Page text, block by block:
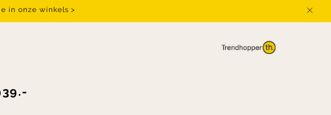
in onze winkels >